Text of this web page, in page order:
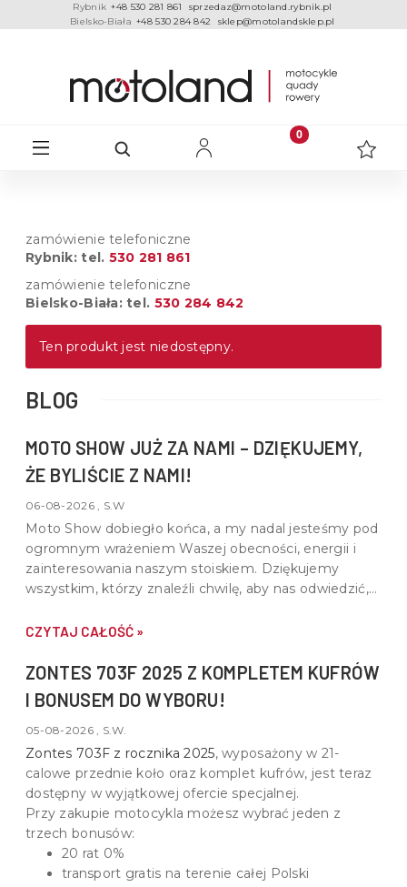
Rybnik +48 530 281 861
sprzedaz@motoland.rybnik.pl
Bielsko-Biała +48 530 284 842 sklep@motolandsklep.pl
zamówienie telefoniczne
Rybnik: tel. 530 281 861
zamówienie telefoniczne
Bielsko-Biała: tel. 530 284 842
Ten produkt jest niedostępny.
BLOG
MOTO SHOW JUŻ ZA NAMI – DZIĘKUJEMY,
ŻE BYLIŚCIE Z NAMI!
06-08-2026 , S.W
Moto Show dobiegło końca, a my nadal jesteśmy pod
ogromnym wrażeniem Waszej obecności, energii i
zainteresowania naszym stoiskiem. Dziękujemy
wszystkim, którzy znaleźli chwilę, aby nas odwiedzić,
do motoryzacji.
CZYTAJ CAŁOŚĆ »
ZONTES 703F 2025 Z KOMPLETEM KUFRÓW
I BONUSEM DO WYBORU!
05-08-2026 , S.W.
Zontes 703F z rocznika 2025, wyposażony w 21-
calowe przednie koło oraz komplet kufrów, jest teraz
dostępny w wyjątkowej ofercie specjalnej.
Przy zakupie motocykla możesz wybrać jeden z
trzech bonusów:
20 rat 0%
transport gratis na terenie całej Polski